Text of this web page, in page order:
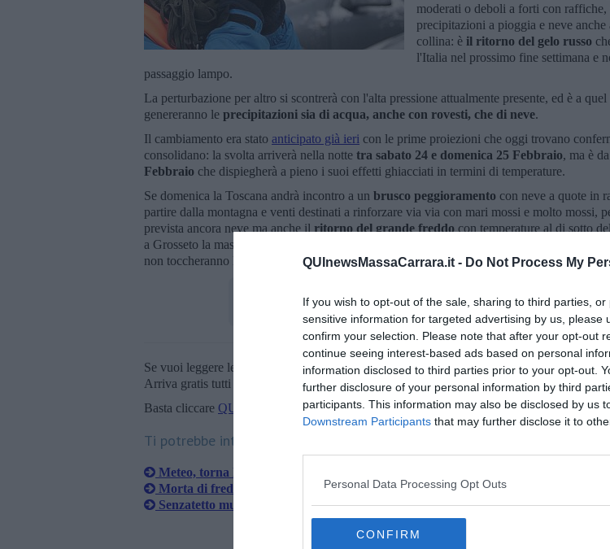
QUInewsMassaCarrara.it - Do Not Process My
If you wish to opt-out of the sale, sharing to third parties,
sensitive information for targeted advertising by us, please
confirm your selection. Please note that after your opt-out
continue seeing interest-based ads based on personal
information disclosed to third parties prior to your opt-out.
further disclosure of your personal information by third
participants. This information may also be disclosed by us
Downstream Participants that may further disclose it to
Personal Data Processing Opt Outs
CONFIRM
moderati o deboli a forti con raffiche,
precipitazioni a pioggia e neve anche
collina: è il ritorno del gelo russo
l'Italia nel prossimo fine settimana e
passaggio lampo.
La perturbazione per altro si scontrerà con l'alta pressione attualmente presente, ed è a
genereranno le precipitazioni sia di acqua, anche con rovesti, che di neve.
Il cambiamento era stato anticipato già ieri con le prime proiezioni che oggi trovano
consolidano: la svolta arriverà nella notte tra sabato 24 e domenica 25 Febbraio, ma è da
Febbraio che dispiegherà a pieno i suoi effetti ghiacciati in termini di temperature.
Se domenica la Toscana andrà incontro a un brusco peggioramento con neve a quote in
partire dalla montagna e venti destinati a rinforzare via via con mari mossi e molto mossi,
prevista ancora neve ma anche il ritorno del grande freddo con temperature al di sotto
a Grosseto la massima andrà oltre i 10 gradi, ma per lo più la giornata trascorrerà fra 5 e 7
non toccheranno lo zero ma poco ci mancherà.
Se vuoi leggere le notizie principali della Toscana iscriviti allaNewsletter QUInews -
Arriva gratis tutti i giorni alle 20:00 direttamente nella tua casella di posta.
Basta cliccare QUI
Ti potrebbe interessare anche:
Meteo, torna la neve a bassa quota
Morta di freddo nella neve insieme ai suoi cani
Senzatetto muore di freddo in un androne